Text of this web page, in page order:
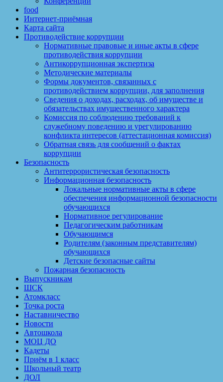
food
Интернет-приёмная
Карта сайта
Противодействие коррупции
Нормативные правовые и иные акты в сфере
противодействия коррупции
Антикоррупционная экспертиза
Методические материалы
Формы документов, связанных с
противодействием коррупции, для заполнения
Сведения о доходах, расходах, об имуществе и
обязательствах имущественного характера
Комиссия по соблюдению требований к
служебному поведению и урегулированию
конфликта интересов (аттестационная комиссия)
Обратная связь для сообщений о фактах
коррупции
Безопасность
Антитеррористическая безопасность
Информационная безопасность
Локальные нормативные акты в сфере
обеспечения информационной безопасности
обучающихся
Нормативное регулирование
Педагогическим работникам
Обучающимся
Родителям (законным представителям)
обучающихся
Детские безопасные сайты
Пожарная безопасность
Выпускникам
ШСК
Атомкласс
Точка роста
Наставничество
Новости
Автошкола
МОЦ ДО
Кадеты
Приём в 1 класс
Школьный театр
ДОЛ